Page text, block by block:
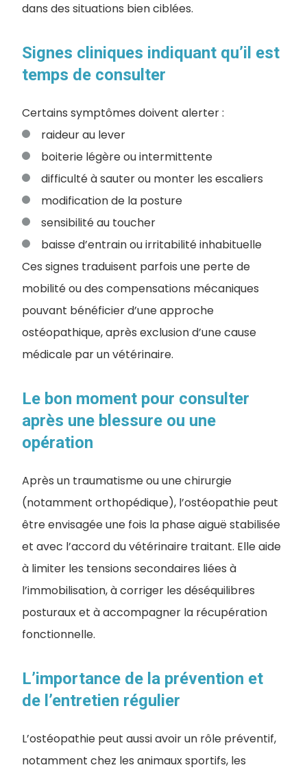
dans des situations bien ciblées.
Signes cliniques indiquant qu’il est
temps de consulter
Certains symptômes doivent alerter :
raideur au lever
boiterie légère ou intermittente
difficulté à sauter ou monter les escaliers
modification de la posture
sensibilité au toucher
baisse d’entrain ou irritabilité inhabituelle
Ces signes traduisent parfois une perte de
mobilité ou des compensations mécaniques
pouvant bénéficier d’une approche
ostéopathique, après exclusion d’une cause
médicale par un vétérinaire.
Le bon moment pour consulter
après une blessure ou une
opération
Après un traumatisme ou une chirurgie
(notamment orthopédique), l’ostéopathie peut
être envisagée une fois la phase aiguë stabilisée
et avec l’accord du vétérinaire traitant. Elle aide
à limiter les tensions secondaires liées à
l’immobilisation, à corriger les déséquilibres
posturaux et à accompagner la récupération
fonctionnelle.
L’importance de la prévention et
de l’entretien régulier
L’ostéopathie peut aussi avoir un rôle préventif,
notamment chez les animaux sportifs, les